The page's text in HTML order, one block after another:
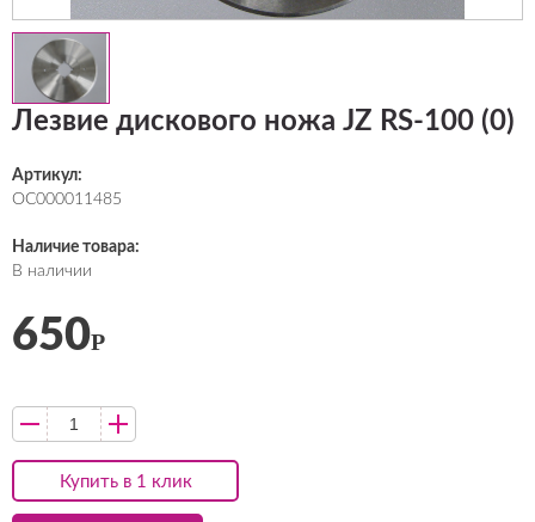
Лезвие дискового ножа JZ RS-100 (0)
Артикул:
ОС000011485
Наличие товара:
В наличии
Купить в 1 клик
650Р